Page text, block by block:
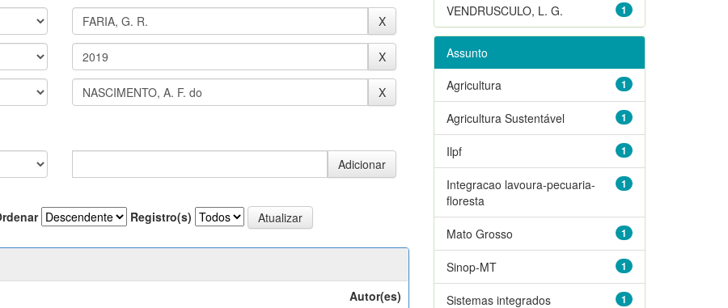
Registro(s)
Autor(es)
1
VENDRUSCULO, L. G.
Assunto
1
Agricultura
1
Agricultura Sustentável
1
Ilpf
1
Integracao lavoura-pecuaria-
floresta
1
Mato Grosso
1
Sinop-MT
1
Sistemas integrados